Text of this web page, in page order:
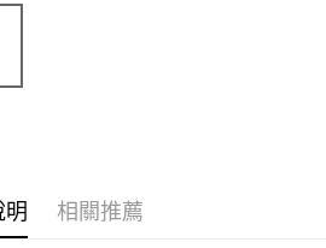
明 相關推薦